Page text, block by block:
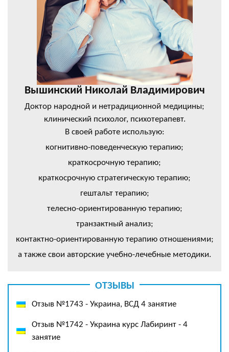
Вышинский Николай Владимирович
Доктор народной и нетрадиционной медицины;
клинический психолог, психотерапевт.
В своей работе использую:
когнитивно-поведенческую терапию;
краткосрочную терапию;
краткосрочную стратегическую терапию;
гештальт терапию;
телесно-ориентированную терапию;
транзактный анализ;
контактно-ориентированную терапию отношениями;
а также свои авторские учебно-лечебные методики.
ОТЗЫВЫ
Отзыв №1743 - Украина, ВСД 4 занятие
Отзыв №1742 - Украина курс Лабиринт - 4
занятие